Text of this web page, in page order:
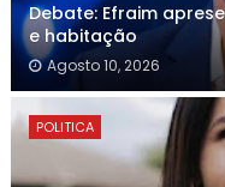
Debate: Efraim
e habitação
Agosto 10, 2026
POLITICA